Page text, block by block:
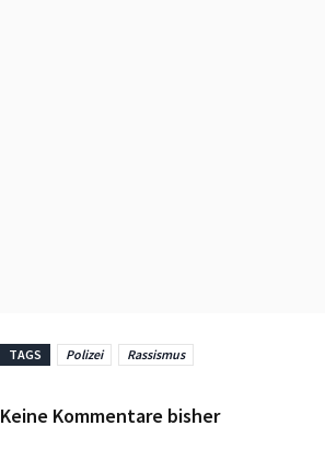
TAGS Polizei Rassismus
Keine Kommentare bisher